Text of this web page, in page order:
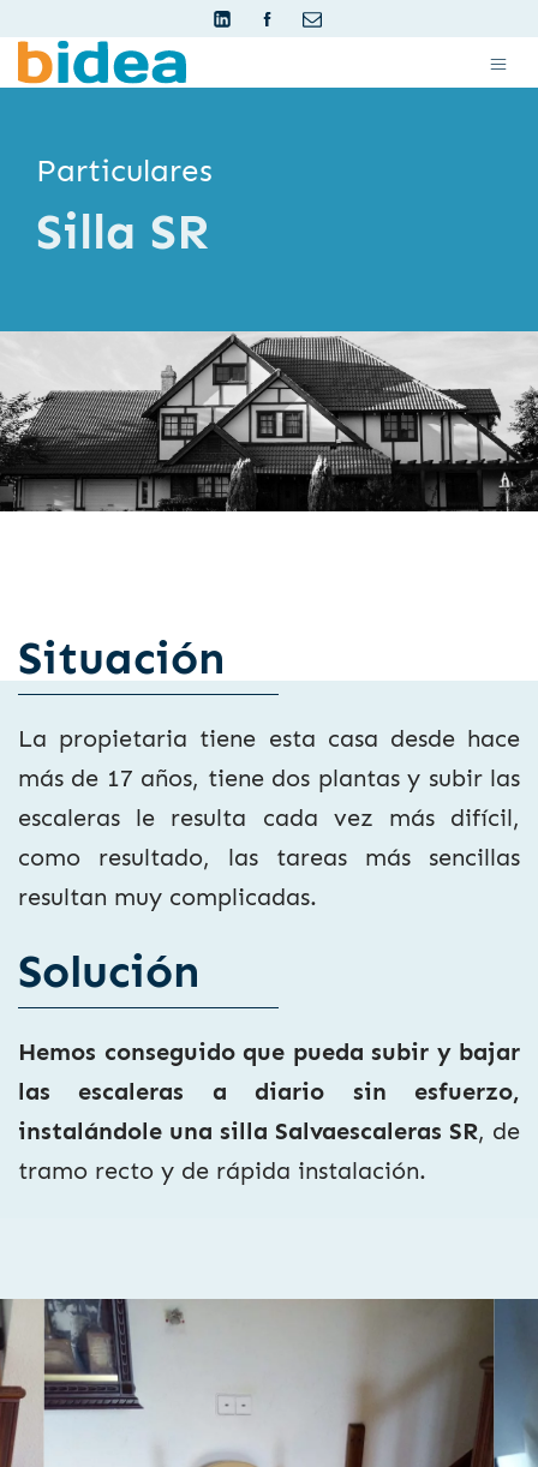
Particulares
Silla SR
Situación
La propietaria tiene esta casa desde hace
más de 17 años, tiene dos plantas y subir las
escaleras le resulta cada vez más difícil,
como resultado, las tareas más sencillas
resultan muy complicadas.
Solución
Hemos conseguido que pueda subir y bajar
las escaleras a diario sin esfuerzo,
instalándole una silla Salvaescaleras SR, de
tramo recto y de rápida instalación.